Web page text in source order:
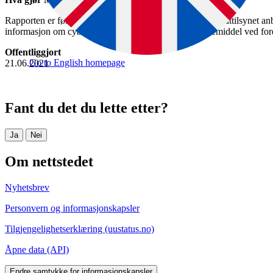
Go to English homepage
Rapporten er først og fremst rettet mot vannverkseiere. Mattilsynet
informasjon om cyanobakterier, og som et nyttig hjelpemiddel ved
Offentliggjort
21.06.2021
Fant du det du lette etter?
Ja Nei
Om nettstedet
Nyhetsbrev
Personvern og informasjonskapsler
Tilgjengelighetserklæring (uustatus.no)
Åpne data (API)